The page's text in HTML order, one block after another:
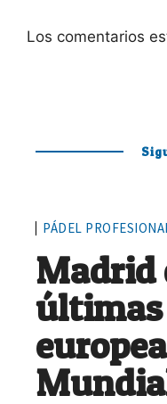
Los comentarios
PÁDEL
Madrid
últimas